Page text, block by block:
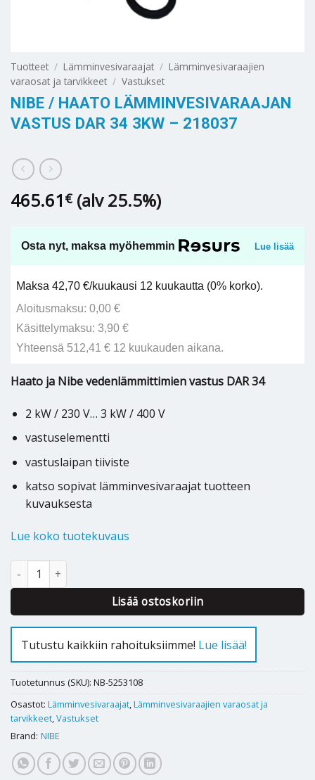
Tuotteet / Lämminvesivaraajat / Lämminvesivaraajien
varaosat ja tarvikkeet / Vastukset
NIBE / HAATO LÄMMINVESIVARAAJAN
VASTUS DAR 34 3KW – 218037
465.61 € (alv 25.5%)
Osta nyt, maksa myöhemmin Lue lisää
Maksa 42,70 €/kuukausi 12 kuukautta (0% korko).
Aloitusmaksu: 0,00 €
Käsittelymaksu: 3,90 €
Yhteensä 512,41 € 12 kuukauden aikana.
Haato ja Nibe vedenlämmittimien vastus DAR 34
2 kW / 230 V… 3 kW / 400 V
vastuselementti
vastuslaipan tiiviste
katso sopivat lämminvesivaraajat tuotteen
kuvauksesta
Lue koko tuotekuvaus
Nibe / Haato lämminvesivaraajan vastus DAR 34 3kW - 218037
Lisää ostoskoriin
Tutustu kaikkiin rahoituksiimme! Lue lisää!
Tuotetunnus (SKU): NB-5253108
Osastot: Lämminvesivaraajat,Lämminvesivaraajien varaosat ja
tarvikkeet,Vastukset
Brand: NIBE